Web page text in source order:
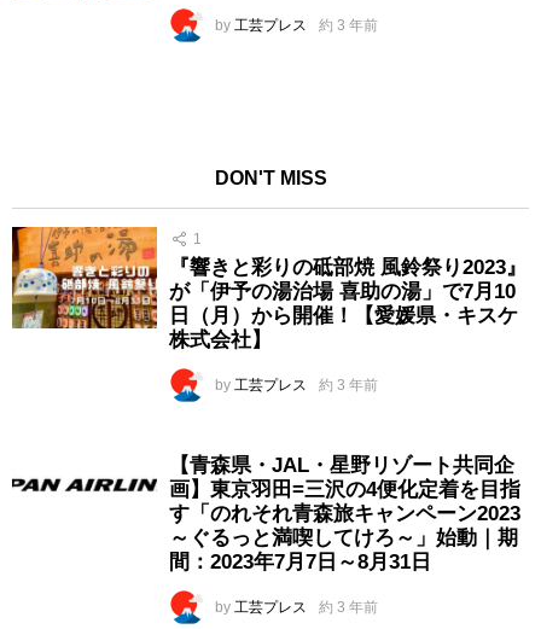
by 工芸プレス 約 3 年前
DON'T MISS
1
『響きと彩りの砥部焼 風鈴祭り2023』
が「伊予の湯治場 喜助の湯」で7月10
日（月）から開催！【愛媛県・キスケ
株式会社】
by 工芸プレス 約 3 年前
【青森県・JAL・星野リゾート共同企
画】東京羽田=三沢の4便化定着を目指
す「のれそれ青森旅キャンペーン2023
～ぐるっと満喫してけろ～」始動｜期
間：2023年7月7日～8月31日
by 工芸プレス 約 3 年前